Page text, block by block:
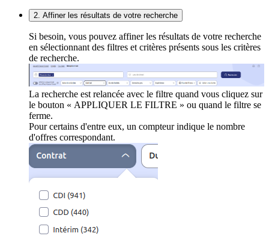
2. Affiner les résultats de votre recherche
Si besoin, vous pouvez affiner les résultats de votre recherche
en sélectionnant des filtres et critères présents sous les critères
de recherche.
La recherche est relancée avec le filtre quand vous cliquez sur
le bouton « APPLIQUER LE FILTRE » ou quand le filtre se
ferme.
Pour certains d'entre eux, un compteur indique le nombre
d'offres correspondant.